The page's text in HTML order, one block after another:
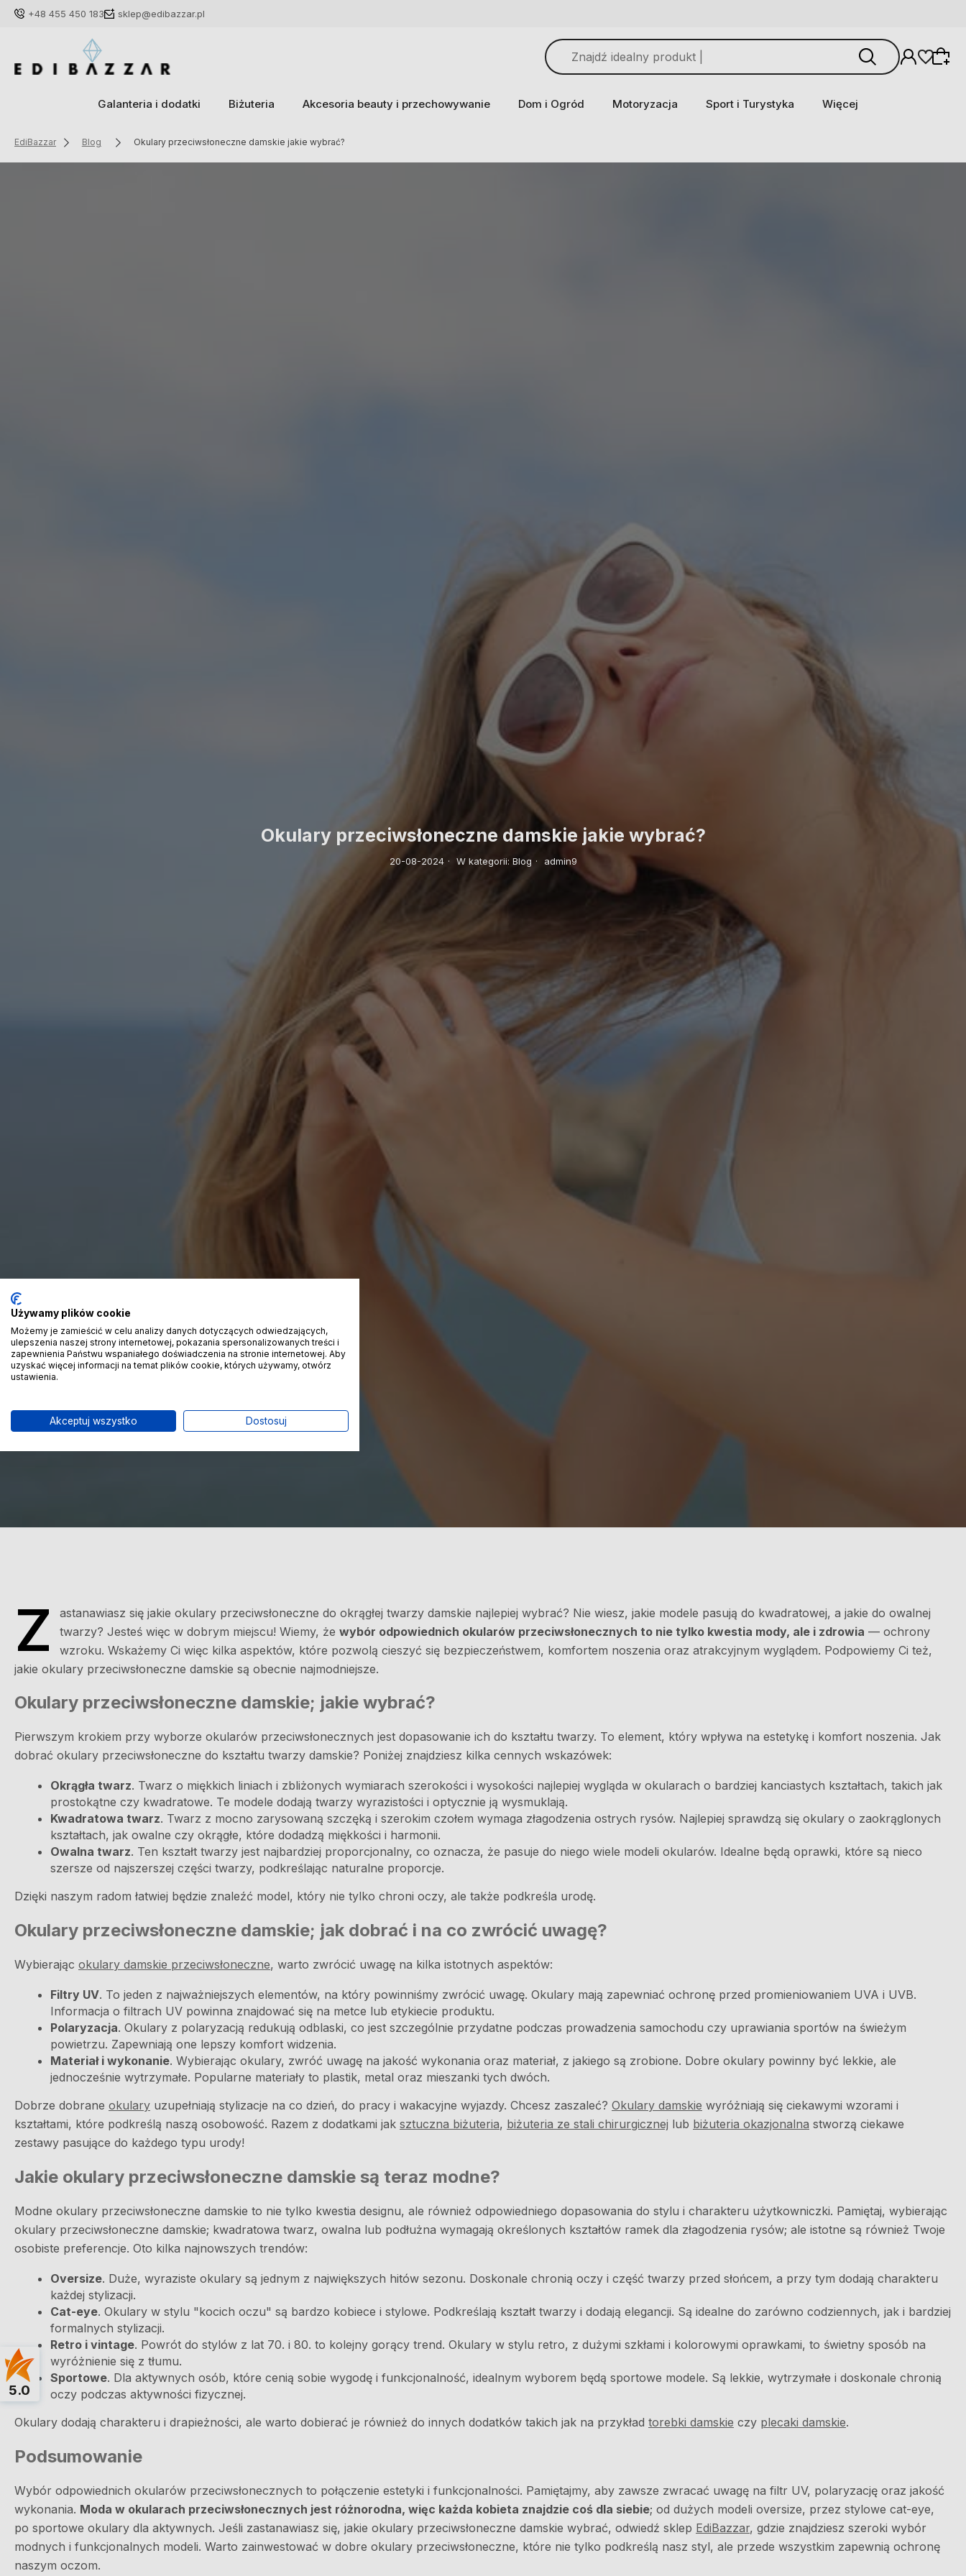
+48 455 450 183 sklep@edibazzar.pl
Galanteria i dodatki Biżuteria Akcesoria beauty i przechowywanie Dom i Ogród Motoryzacja Sport i Turystyka Więcej
EdiBazzar Blog Okulary przeciwsłoneczne damskie jakie wybrać?
Okulary przeciwsłoneczne damskie jakie wybrać?
20-08-2024 · W kategorii: Blog · admin9
Z
astanawiasz się jakie okulary przeciwsłoneczne do okrągłej twarzy damskie najlepiej wybrać? Nie wiesz, jakie modele pasują do kwadratowej, a jakie do owalnej
twarzy? Jesteś więc w dobrym miejscu! Wiemy, że wybór odpowiednich okularów przeciwsłonecznych to nie tylko kwestia mody, ale i zdrowia — ochrony
wzroku. Wskażemy Ci więc kilka aspektów, które pozwolą cieszyć się bezpieczeństwem, komfortem noszenia oraz atrakcyjnym wyglądem. Podpowiemy Ci też,
jakie okulary przeciwsłoneczne damskie są obecnie najmodniejsze.
Okulary przeciwsłoneczne damskie; jakie wybrać?
Pierwszym krokiem przy wyborze okularów przeciwsłonecznych jest dopasowanie ich do kształtu twarzy. To element, który wpływa na estetykę i komfort noszenia. Jak
dobrać okulary przeciwsłoneczne do kształtu twarzy damskie? Poniżej znajdziesz kilka cennych wskazówek:
Okrągła twarz. Twarz o miękkich liniach i zbliżonych wymiarach szerokości i wysokości najlepiej wygląda w okularach o bardziej kanciastych kształtach, takich jak
prostokątne czy kwadratowe. Te modele dodają twarzy wyrazistości i optycznie ją wysmuklają.
Kwadratowa twarz. Twarz z mocno zarysowaną szczęką i szerokim czołem wymaga złagodzenia ostrych rysów. Najlepiej sprawdzą się okulary o zaokrąglonych
kształtach, jak owalne czy okrągłe, które dodadzą miękkości i harmonii.
Owalna twarz. Ten kształt twarzy jest najbardziej proporcjonalny, co oznacza, że pasuje do niego wiele modeli okularów. Idealne będą oprawki, które są nieco
szersze od najszerszej części twarzy, podkreślając naturalne proporcje.
Dzięki naszym radom łatwiej będzie znaleźć model, który nie tylko chroni oczy, ale także podkreśla urodę.
Okulary przeciwsłoneczne damskie; jak dobrać i na co zwrócić uwagę?
Wybierając okulary damskie przeciwsłoneczne, warto zwrócić uwagę na kilka istotnych aspektów:
Filtry UV. To jeden z najważniejszych elementów, na który powinniśmy zwrócić uwagę. Okulary mają zapewniać ochronę przed promieniowaniem UVA i UVB.
Informacja o filtrach UV powinna znajdować się na metce lub etykiecie produktu.
Polaryzacja. Okulary z polaryzacją redukują odblaski, co jest szczególnie przydatne podczas prowadzenia samochodu czy uprawiania sportów na świeżym
powietrzu. Zapewniają one lepszy komfort widzenia.
Materiał i wykonanie. Wybierając okulary, zwróć uwagę na jakość wykonania oraz materiał, z jakiego są zrobione. Dobre okulary powinny być lekkie, ale
jednocześnie wytrzymałe. Popularne materiały to plastik, metal oraz mieszanki tych dwóch.
Dobrze dobrane okulary uzupełniają stylizacje na co dzień, do pracy i wakacyjne wyjazdy. Chcesz zaszaleć? Okulary damskie wyróżniają się ciekawymi wzorami i
kształtami, które podkreślą naszą osobowość. Razem z dodatkami jak sztuczna biżuteria, biżuteria ze stali chirurgicznej lub biżuteria okazjonalna stworzą ciekawe
zestawy pasujące do każdego typu urody!
Jakie okulary przeciwsłoneczne damskie są teraz modne?
Modne okulary przeciwsłoneczne damskie to nie tylko kwestia designu, ale również odpowiedniego dopasowania do stylu i charakteru użytkowniczki. Pamiętaj, wybierając
okulary przeciwsłoneczne damskie; kwadratowa twarz, owalna lub podłużna wymagają określonych kształtów ramek dla złagodzenia rysów; ale istotne są również Twoje
osobiste preferencje. Oto kilka najnowszych trendów:
Oversize. Duże, wyraziste okulary są jednym z największych hitów sezonu. Doskonale chronią oczy i część twarzy przed słońcem, a przy tym dodają charakteru
każdej stylizacji.
Cat-eye. Okulary w stylu "kocich oczu" są bardzo kobiece i stylowe. Podkreślają kształt twarzy i dodają elegancji. Są idealne do zarówno codziennych, jak i bardziej
formalnych stylizacji.
Retro i vintage. Powrót do stylów z lat 70. i 80. to kolejny gorący trend. Okulary w stylu retro, z dużymi szkłami i kolorowymi oprawkami, to świetny sposób na
wyróżnienie się z tłumu.
Sportowe. Dla aktywnych osób, które cenią sobie wygodę i funkcjonalność, idealnym wyborem będą sportowe modele. Są lekkie, wytrzymałe i doskonale chronią
oczy podczas aktywności fizycznej.
Okulary dodają charakteru i drapieżności, ale warto dobierać je również do innych dodatków takich jak na przykład torebki damskie czy plecaki damskie.
Podsumowanie
Wybór odpowiednich okularów przeciwsłonecznych to połączenie estetyki i funkcjonalności. Pamiętajmy, aby zawsze zwracać uwagę na filtr UV, polaryzację oraz jakość
wykonania. Moda w okularach przeciwsłonecznych jest różnorodna, więc każda kobieta znajdzie coś dla siebie; od dużych modeli oversize, przez stylowe cat-eye,
po sportowe okulary dla aktywnych. Jeśli zastanawiasz się, jakie okulary przeciwsłoneczne damskie wybrać, odwiedź sklep EdiBazzar, gdzie znajdziesz szeroki wybór
modnych i funkcjonalnych modeli. Warto zainwestować w dobre okulary przeciwsłoneczne, które nie tylko podkreślą nasz styl, ale przede wszystkim zapewnią ochronę
naszym oczom.
5.0
Używamy plików cookie
Możemy je zamieścić w celu analizy danych dotyczących odwiedzających,
ulepszenia naszej strony internetowej, pokazania spersonalizowanych treści i
zapewnienia Państwu wspaniałego doświadczenia na stronie internetowej. Aby
uzyskać więcej informacji na temat plików cookie, których używamy, otwórz
ustawienia.
Akceptuj wszystko Dostosuj